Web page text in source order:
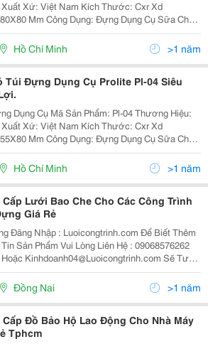
Dụng: Đựng Dụng Cụ Sữa Chữa
Bút Thử Điện, Ốc Víc&Hellip;..
Hồ Chí Minh >1 năm
Túi Đựng Dụng Cụ Prolite Pl-04 Siêu
Sản Phẩm: Pl-04 Thương Hiệu:
Dụng: Đựng Dụng Cụ Sữa Chữa
Bút Thử Điện, Ốc Víc&Hellip;.
Hồ Chí Minh >1 năm
Lưới Bao Che Cho Các Công Trình
Giá Rẻ
Đăng Nhập : Luoicongtrinh.com Để Biết Thêm
Vui Lòng Liên Hệ : 09068576262
Dùng Để Bao Che, Bảo Vệ
Cho Các Công Trình Xây Dựng Có
Đồng Nai >1 năm
Đồ Bảo Hộ Lao Động Cho Nhà Máy
Tphcm